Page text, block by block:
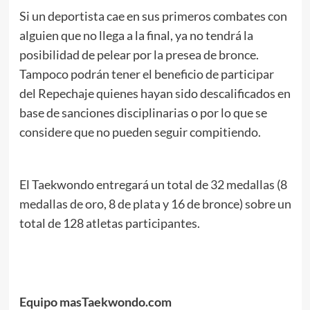
Si un deportista cae en sus primeros combates con
alguien que no llega a la final, ya no tendrá la
posibilidad de pelear por la presea de bronce.
Tampoco podrán tener el beneficio de participar
del Repechaje quienes hayan sido descalificados en
base de sanciones disciplinarias o por lo que se
considere que no pueden seguir compitiendo.
El Taekwondo entregará un total de 32 medallas (8
medallas de oro, 8 de plata y 16 de bronce) sobre un
total de 128 atletas participantes.
Equipo masTaekwondo.com